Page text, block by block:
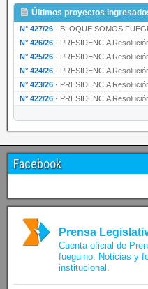
Últimos proyectos
N° 427/26 · BLOQUE SOMOS FUEGUINOS
N° 426/26 · PRESIDENCIA Resolución de
N° 425/26 · PRESIDENCIA Resolución de
N° 424/26 · PRESIDENCIA Resolución de
N° 423/26 · PRESIDENCIA Resolución de
N° 422/26 · PRESIDENCIA Resolución
Facebook
Prensa
Cuenta oficial de
fueguino. Noticias y
institucional.